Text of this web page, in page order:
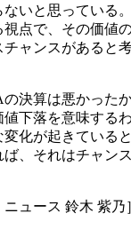
いと思っている
視点で、その価値
ャンスがあると
決算は悪かった
下落を意味する
化が起きている
、それはチャン
ュース 鈴木 紫乃